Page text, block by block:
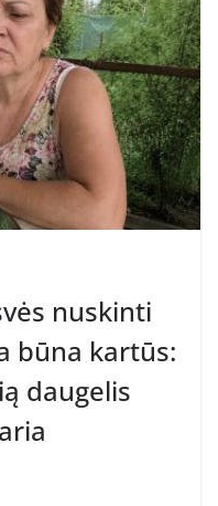
nuskinti
būna kartūs:
daugelis